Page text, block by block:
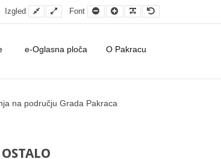
contrast
Yellow contrast
Yellow and Black contrast
Izgled Fixed layout
Wide layout
Font Smaller Font
Larger FontReadable Font
e-Oglasna ploča O Pakracu
na području Grada Pakraca
OSTALO